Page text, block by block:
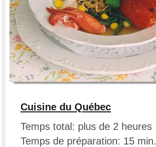
Cuisine du Québec
Temps total: plus de 2 heures
Temps de préparation: 15 min.